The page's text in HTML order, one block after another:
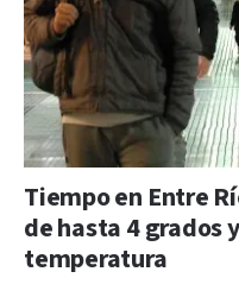
Tiempo en Entre
de hasta 4 grados
temperatura